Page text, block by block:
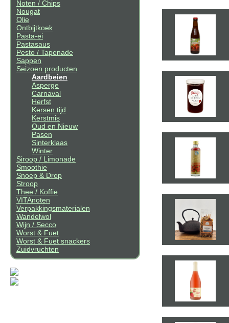
Noten / Chips
Nougat
Olie
Ontbijtkoek
Pasta-ei
Pastasaus
Pesto / Tapenade
Sappen
Seizoen producten
Aardbeien
Asperge
Carnaval
Herfst
Kersen tijd
Kerstmis
Oud en Nieuw
Pasen
Sinterklaas
Winter
Siroop / Limonade
Smoothie
Snoep & Drop
Stroop
Thee / Koffie
VITAnoten
Verpakkingsmaterialen
Wandelwol
Wijn / Secco
Worst & Fuet
Worst & Fuet snackers
Zuidvruchten